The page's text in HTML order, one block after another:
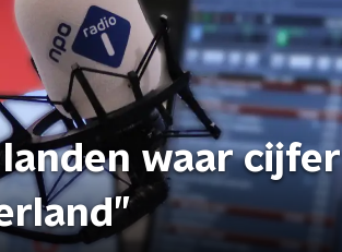
landen waar